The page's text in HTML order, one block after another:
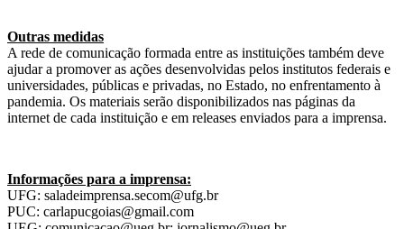
Outras medidas
A rede de comunicação formada entre as instituições também deve
ajudar a promover as ações desenvolvidas pelos institutos federais e
universidades, públicas e privadas, no Estado, no enfrentamento à
pandemia. Os materiais serão disponibilizados nas páginas da
internet de cada instituição e em releases enviados para a imprensa.
Informações para a imprensa:
UFG: saladeimprensa.secom@ufg.br
PUC: carlapucgoias@gmail.com